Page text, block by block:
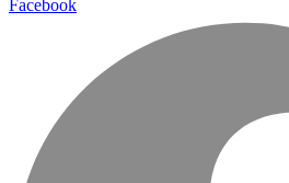
Facebook